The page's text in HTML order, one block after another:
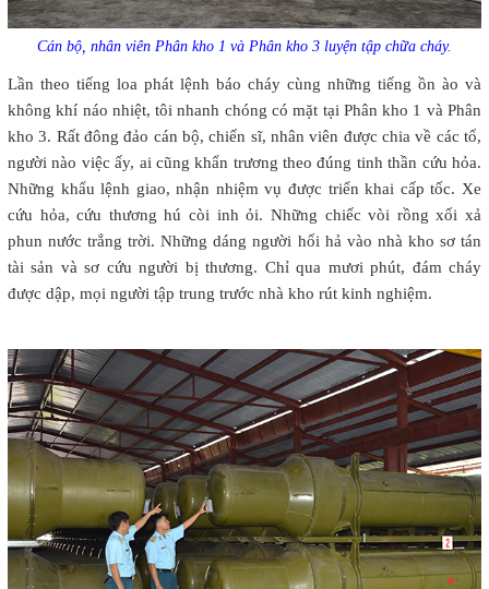
Cán bộ, nhân viên Phân kho 1 và Phân kho 3 luyện tập chữa cháy.
Lần theo tiếng loa phát lệnh báo cháy cùng những tiếng ồn ào và
không khí náo nhiệt, tôi nhanh chóng có mặt tại Phân kho 1 và Phân
kho 3. Rất đông đảo cán bộ, chiến sĩ, nhân viên được chia về các tổ,
người nào việc ấy, ai cũng khẩn trương theo đúng tinh thần cứu hỏa.
Những khẩu lệnh giao, nhận nhiệm vụ được triển khai cấp tốc. Xe
cứu hỏa, cứu thương hú còi inh ỏi. Những chiếc vòi rồng xối xả
phun nước trắng trời. Những dáng người hối hả vào nhà kho sơ tán
tài sản và sơ cứu người bị thương. Chỉ qua mươi phút, đám cháy
được dập, mọi người tập trung trước nhà kho rút kinh nghiệm.